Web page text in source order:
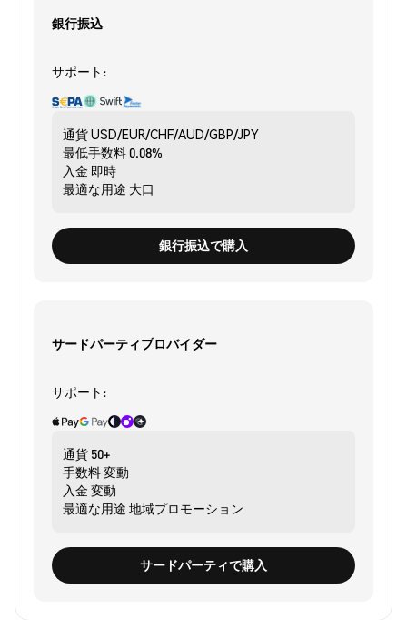
銀行振込
サポート:
通貨USD/EUR/CHF/AUD/GBP/JPY
最低手数料0.08%
入金 即時
最適な用途 大口
銀行振込で購入
サードパーティプロバイダー
サポート:
通貨 50+
手数料変動
入金 変動
最適な用途 地域プロモーション
サードパーティで購入